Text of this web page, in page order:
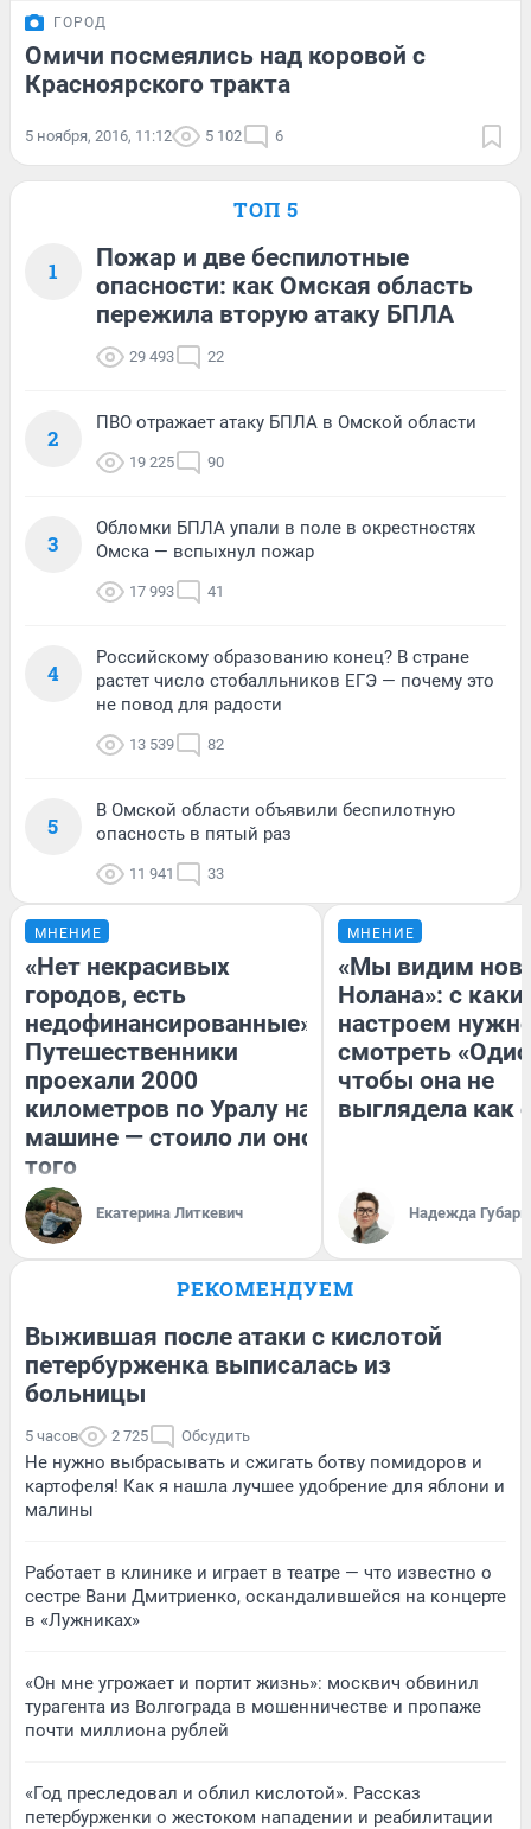
ГОРОД
Омичи посмеялись над коровой с
Красноярского тракта
5 ноября, 2016, 11:12 5 102 6
ТОП 5
1
Пожар и две беспилотные
опасности: как Омская область
пережила вторую атаку БПЛА
29 493 22
2
ПВО отражает атаку БПЛА в Омской области
19 225 90
3
Обломки БПЛА упали в поле в окрестностях
Омска — вспыхнул пожар
17 993 41
4
Российскому образованию конец? В стране
растет число стобалльников ЕГЭ — почему это
не повод для радости
13 539 82
5
В Омской области объявили беспилотную
опасность в пятый раз
11 941 33
МНЕНИЕ
«Нет некрасивых
городов, есть
недофинансированные».
Путешественники
проехали 2000
километров по Уралу на
машине — стоило ли оно
того
Екатерина Литкевич
МНЕНИЕ
«Мы видим
Нолана»: с
настроем
смотреть
чтобы она не
выглядела как
Надежда Губарь
РЕКОМЕНДУЕМ
Выжившая после атаки с кислотой
петербурженка выписалась из
больницы
5 часов 2 725 Обсудить
Не нужно выбрасывать и сжигать ботву помидоров и
картофеля! Как я нашла лучшее удобрение для яблони и
малины
Работает в клинике и играет в театре — что известно о
сестре Вани Дмитриенко, оскандалившейся на концерте
в «Лужниках»
«Он мне угрожает и портит жизнь»: москвич обвинил
турагента из Волгограда в мошенничестве и пропаже
почти миллиона рублей
«Год преследовал и облил кислотой». Рассказ
петербурженки о жестоком нападении и реабилитации